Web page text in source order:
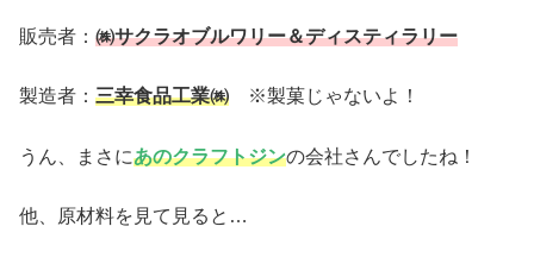
販売者： ㈱サクラオブルワリー＆ディスティラリー
製造者： 三幸食品工業㈱ ※製菓じゃないよ！
うん、まさにあのクラフトジンの会社さんでしたね！
他、原材料を見て見ると…